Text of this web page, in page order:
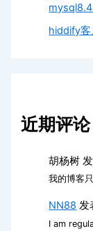
hiddify客
近期评论
胡杨树
我的博客
NN88 发
I am